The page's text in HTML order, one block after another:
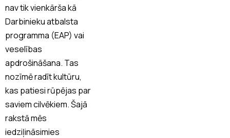
nav tik vienkārša kā
Darbinieku atbalsta
programma (EAP) vai
veselības
apdrošināšana. Tas
nozīmē radīt kultūru,
kas patiesi rūpējas par
saviem cilvēkiem. Šajā
rakstā mēs
iedziļināsimies